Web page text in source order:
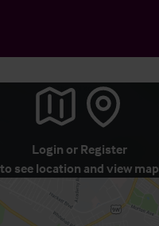
Login or Register
to see location and view map